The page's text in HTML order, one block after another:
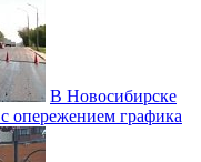
В Новосибирске
опережением графика